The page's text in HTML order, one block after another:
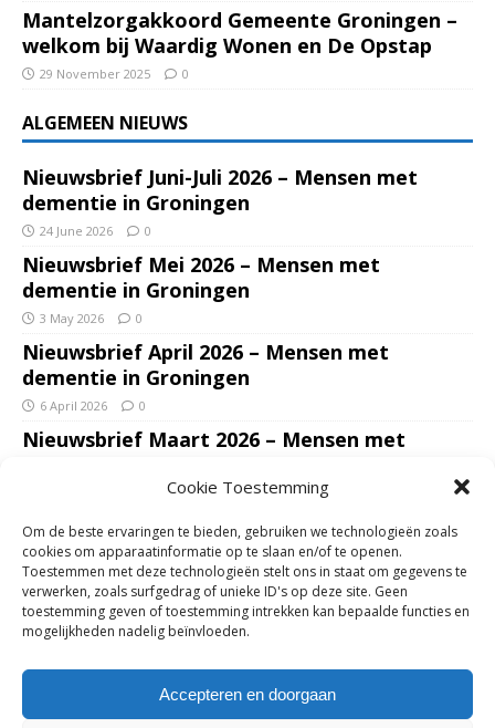
Cookie Toestemming
Om de beste ervaringen te bieden, gebruiken we technologieën zoals
cookies om apparaatinformatie op te slaan en/of te openen.
Toestemmen met deze technologieën stelt ons in staat om gegevens te
verwerken, zoals surfgedrag of unieke ID's op deze site. Geen
toestemming geven of toestemming intrekken kan bepaalde functies en
mogelijkheden nadelig beïnvloeden.
Accepteren en doorgaan
Mantelzorgakkoord Gemeente Groningen –
welkom bij Waardig Wonen en De Opstap
29 November 2025 0
ALGEMEEN NIEUWS
Nieuwsbrief Juni-Juli 2026 – Mensen met
dementie in Groningen
24 June 2026 0
Nieuwsbrief Mei 2026 – Mensen met
dementie in Groningen
3 May 2026 0
Nieuwsbrief April 2026 – Mensen met
dementie in Groningen
6 April 2026 0
Nieuwsbrief Maart 2026 – Mensen met
Nieuwsbrief Januari – Februari 2026 – Mensen
met dementie in Groningen
7 February 2026 0
Ondersteun mantelzorgers – gun hun een
adempauze in De Opstap. Inzamelingsactie
voor De Opstap gestart op GoFundMe
0